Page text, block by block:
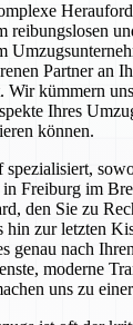
reibungslosen
Partner an
Wir kümmern
Ihres
können.
spezialisiert,
Freiburg im
den Sie zu
hin zur letzten
genau nach
moderne
uns zu